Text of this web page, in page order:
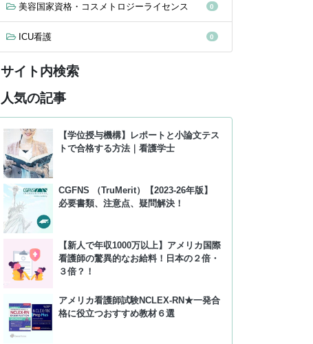
美容国家資格・コスメトロジーライセンス 0
ICU看護 0
サイト内検索
人気の記事
【学位授与機構】レポートと小論文テス
トで合格する方法｜看護学士
CGFNS （TruMerit）【2023-26年版】
必要書類、注意点、疑問解決！
【新人で年収1000万以上】アメリカ国際
看護師の驚異的なお給料！日本の２倍・
３倍？！
アメリカ看護師試験NCLEX-RN★一発合
格に役立つおすすめ教材６選